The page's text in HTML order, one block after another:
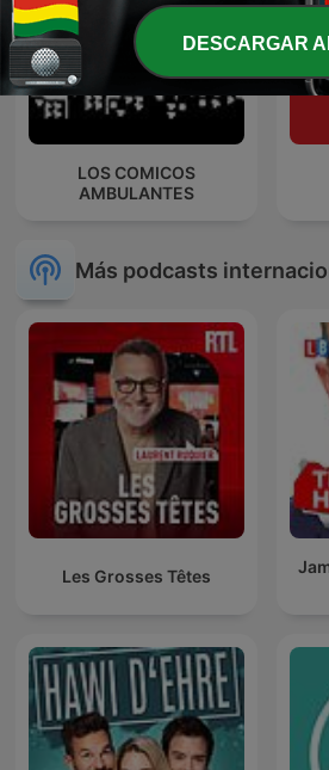
LOS COMICOS
AMBULANTES
Más podcasts
Les Grosses Têtes
DESCARGAR